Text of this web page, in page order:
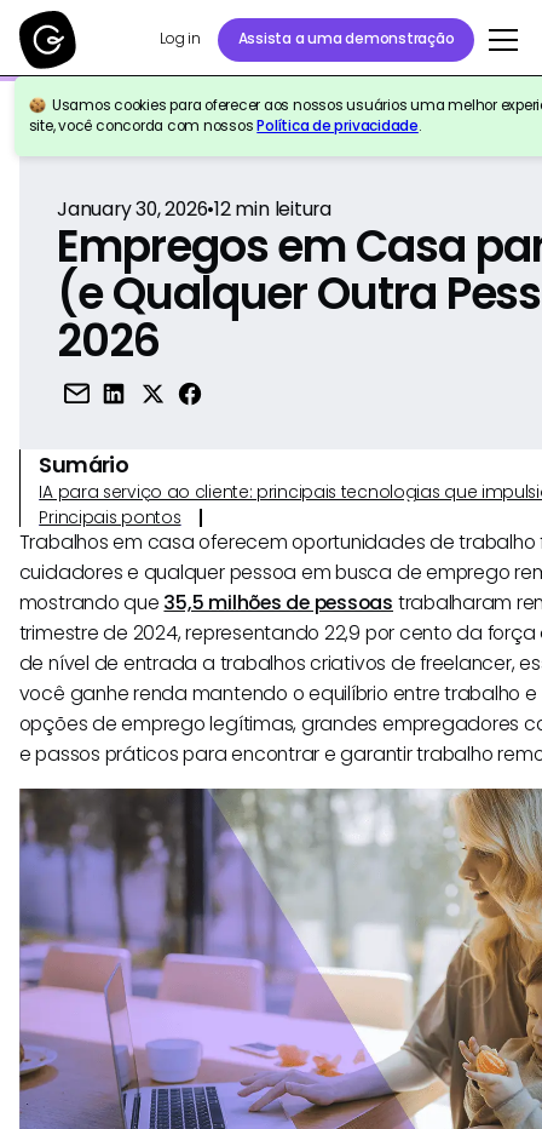
Log in Assista a uma demonstração
Usamos cookies para oferecer aos nossos usuários uma melhor
site, você concorda com nossosPolítica de privacidade.
Voltar para a referência
January 30, 2026•12min leitura
Empregos em Casa
(e Qualquer Outra
2026
Sumário
IA para serviço ao cliente: principais tecnologias que
Principais pontos
Trabalhos em casa oferecem oportunidades de trabalho
cuidadores e qualquer pessoa em busca de emprego
mostrando que 35,5 milhões de pessoas trabalharam
trimestre de 2024, representando 22,9 por cento da
de nível de entrada a trabalhos criativos de freelancer,
você ganhe renda mantendo o equilíbrio entre trabalho
opções de emprego legítimas, grandes empregadores
e passos práticos para encontrar e garantir trabalho